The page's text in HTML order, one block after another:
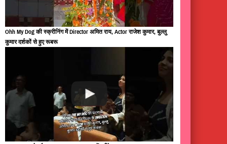
Ohh My Dog की स्क्रीनिंग में Director अमित राय, Actor राजेश कुमार, बुल्लु
कुमार दर्शकों से हुए रूबरू